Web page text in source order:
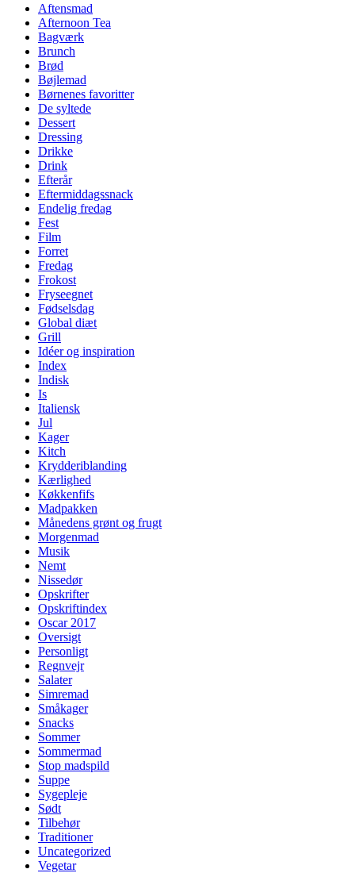
Aftensmad
Afternoon Tea
Bagværk
Brunch
Brød
Bøjlemad
Børnenes favoritter
De syltede
Dessert
Dressing
Drikke
Drink
Efterår
Eftermiddagssnack
Endelig fredag
Fest
Film
Forret
Fredag
Frokost
Fryseegnet
Fødselsdag
Global diæt
Grill
Idéer og inspiration
Index
Indisk
Is
Italiensk
Jul
Kager
Kitch
Krydderiblanding
Kærlighed
Køkkenfifs
Madpakken
Månedens grønt og frugt
Morgenmad
Musik
Nemt
Nissedør
Opskrifter
Opskriftindex
Oscar 2017
Oversigt
Personligt
Regnvejr
Salater
Simremad
Småkager
Snacks
Sommer
Sommermad
Stop madspild
Suppe
Sygepleje
Sødt
Tilbehør
Traditioner
Uncategorized
Vegetar